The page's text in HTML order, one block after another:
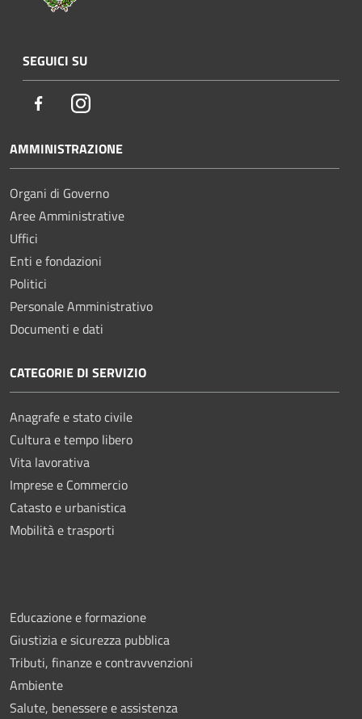
SEGUICI SU
FacebookInstagram
AMMINISTRAZIONE
Organi di Governo
Aree Amministrative
Uffici
Enti e fondazioni
Politici
Personale Amministrativo
Documenti e dati
CATEGORIE DI SERVIZIO
Anagrafe e stato civile
Cultura e tempo libero
Vita lavorativa
Imprese e Commercio
Catasto e urbanistica
Mobilità e trasporti
Educazione e formazione
Giustizia e sicurezza pubblica
Tributi, finanze e contravvenzioni
Ambiente
Salute, benessere e assistenza